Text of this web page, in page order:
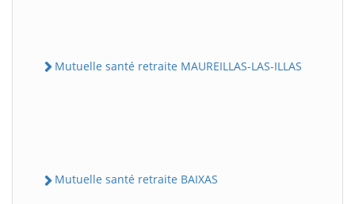
Mutuelle santé retraite MAUREILLAS-LAS-ILLAS
Mutuelle santé retraite BAIXAS